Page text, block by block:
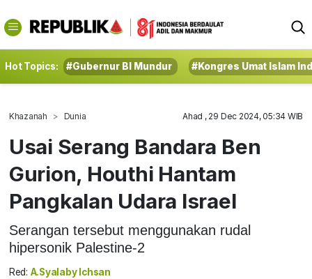
Hot Topics: #Gubernur BI Mundur #Kongres Umat Islam
Khazanah Dunia Ahad , 29 Dec 2024, 05:34 WIB
Usai Serang Bandara Ben
Gurion, Houthi Hantam
Pangkalan Udara Israel
Serangan tersebut menggunakan rudal
hipersonik Palestine-2
Red: A.Syalaby Ichsan